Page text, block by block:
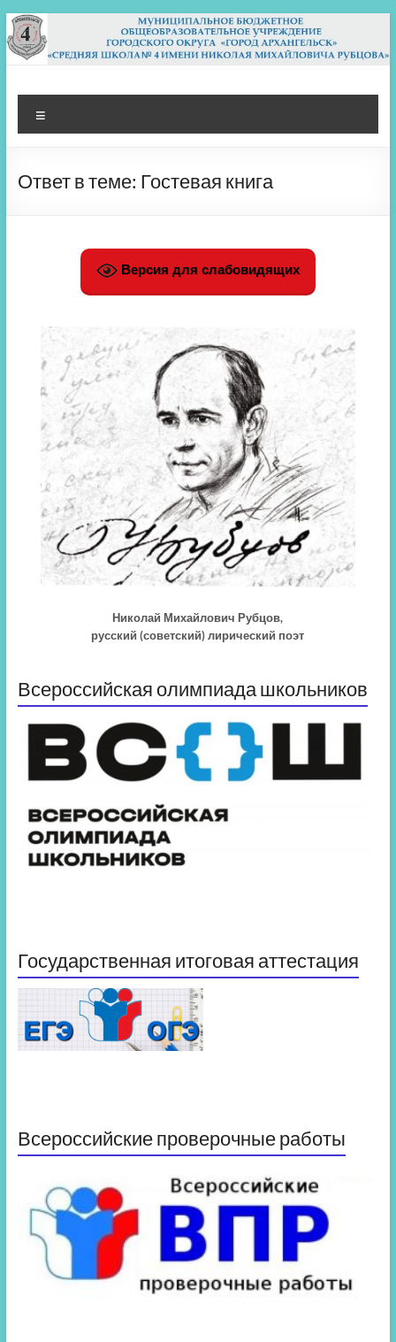
Перейти
к
содержимому
МБОУ СШ 4
Архангельск
Ответ в теме: Гостевая книга
Версия для слабовидящих
Николай Михайлович Рубцов,
русский (советский) лирический поэт
Всероссийская олимпиада школьников
Государственная итоговая аттестация
Всероссийские проверочные работы